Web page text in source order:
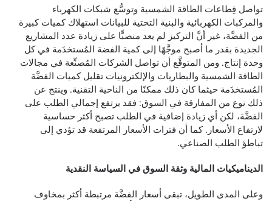
تواصل قِطاعات الطاقة الشمسية وتوسُّع شبكات الكهرباء
والمركبات الكهربائية والبنية التحتية للبيانات استهلاك كميات كبيرة
من الفضَّة، غير أنَّ التركيز لم يعد منصبًّا على زيادة عدد المشاريع
الجديدة بقدر ما أصبح موجَّهًا إلى كمية الفضة المُستخدَمة في كل
وحدة إنتاج. ومن المتوقَّع أن تواصل الشركات المُصنِّعة في مجالات
الطاقة الشمسية والبطاريات والإلكترونيات تقليل كميات الفضَّة
المُستخدَمة حيثما كان ذلك ممكنًا من الناحية التقنية. وينتج عن
ذلك نوع من المفارقة في السوق: فقد يرتفع إجمالي الطلب على
الفضَّة، لكن أي زيادة إضافية في الطلب تصبح أكثر حساسية
لارتفاع الأسعار. كما أن فترات الأسعار المرتفعة قد تؤدي إلى
تباطؤ الطلب الصناعي.
الديناميكيات المالية وثقة السوق في السياسة النقدية
وعلى المدى الطويل، تبقى أسعار الفضَّة مرتبطة أكثر بمخاوف